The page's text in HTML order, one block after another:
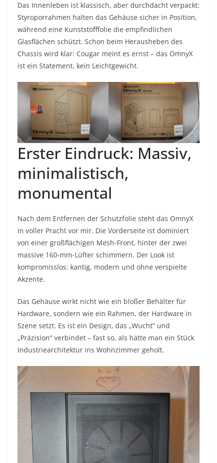
Das Innenleben ist klassisch, aber durchdacht verpackt:
Styroporrahmen halten das Gehäuse sicher in Position,
während eine Kunststofffolie die empfindlichen
Glasflächen schützt. Schon beim Herausheben des
Chassis wird klar: Cougar meint es ernst – das OmnyX
ist ein Statement, kein Leichtgewicht.
Erster Eindruck: Massiv,
minimalistisch,
monumental
Nach dem Entfernen der Schutzfolie steht das OmnyX
in voller Pracht vor mir. Die Vorderseite ist dominiert
von einer großflächigen Mesh-Front, hinter der zwei
massive 160-mm-Lüfter schimmern. Der Look ist
kompromisslos: kantig, modern und ohne verspielte
Akzente.
Das Gehäuse wirkt nicht wie ein bloßer Behälter für
Hardware, sondern wie ein Rahmen, der Hardware in
Szene setzt. Es ist ein Design, das „Wucht“ und
„Präzision“ verbindet – fast so, als hätte man ein Stück
Industriearchitektur ins Wohnzimmer geholt.